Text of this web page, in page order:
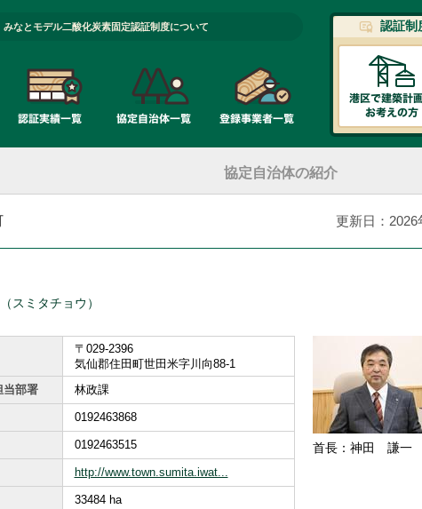
みなとモデル二酸化炭素固定認証制度について 認証制
協定自治体の紹介
更新日：2026
（スミタチョウ）
〒029-2396
気仙郡住田町世田米字川向88-1
当部署
林政課
0192463868
0192463515
http://www.town.sumita.iwat...
33484 ha
首長：神田 謙一